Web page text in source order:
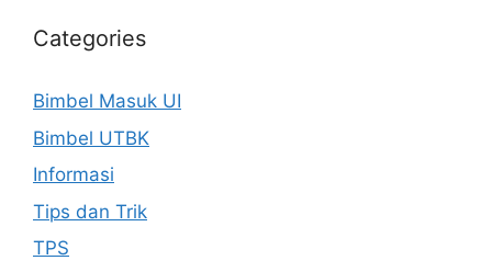
Categories
Bimbel Masuk UI
Bimbel UTBK
Informasi
Tips dan Trik
TPS